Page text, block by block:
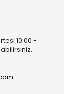
10:00 -